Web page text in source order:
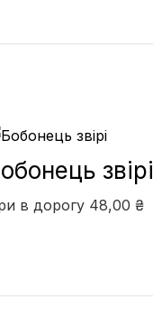
звірі
в дорогу 48,00 ₴